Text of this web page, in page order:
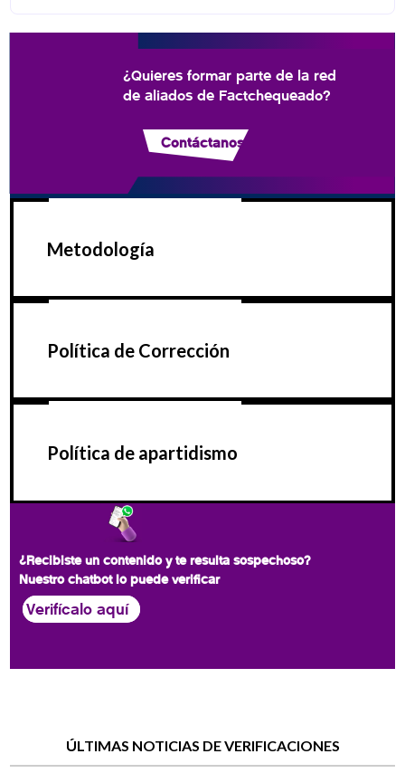
¿Quieres formar parte de la red
de aliados de Factchequeado?
Contáctanos
Metodología
Política de Corrección
Política de apartidismo
¿Recibiste un contenido y te resulta sospechoso?
Nuestro chatbot lo puede verificar
Verifícalo aquí
ÚLTIMAS NOTICIAS DE VERIFICACIONES